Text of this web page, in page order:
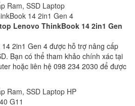
Lenovo ThinkBook 14 2in1 Gen
2in1 Gen 4 được hỗ trợ nâng cấp
Bạn có thể tham khảo chính xác tại
hoặc liên hệ 098 234 2030 để được